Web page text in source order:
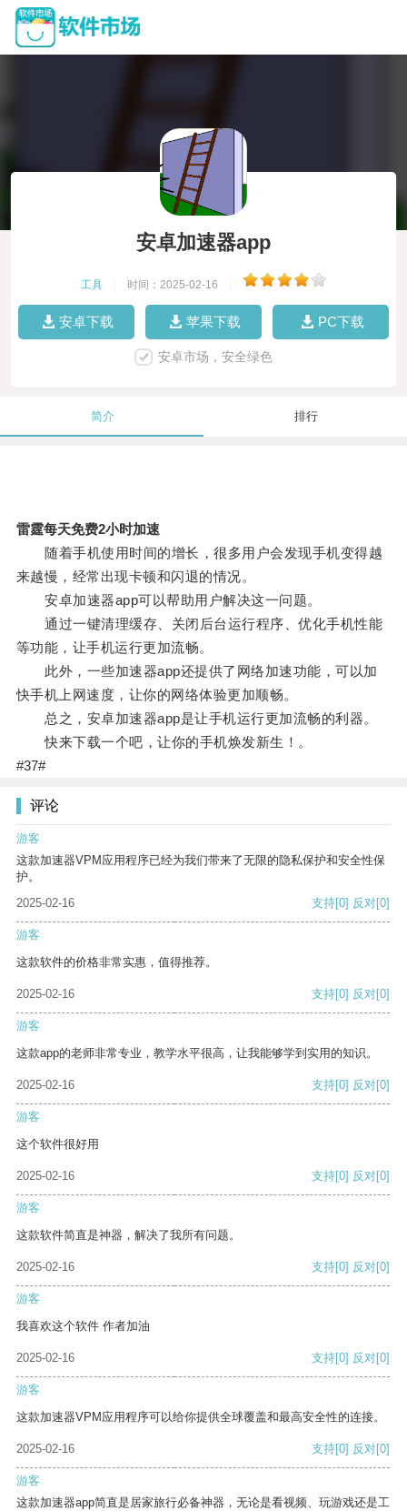
安卓加速器app
工具 时间：2025-02-16
安卓下载 苹果下载 PC下载
安卓市场，安全绿色
简介 排行
雷霆每天免费2小时加速
随着手机使用时间的增长，很多用户会发现手机变得越
来越慢，经常出现卡顿和闪退的情况。
安卓加速器app可以帮助用户解决这一问题。
通过一键清理缓存、关闭后台运行程序、优化手机性能
等功能，让手机运行更加流畅。
此外，一些加速器app还提供了网络加速功能，可以加
快手机上网速度，让你的网络体验更加顺畅。
总之，安卓加速器app是让手机运行更加流畅的利器。
快来下载一个吧，让你的手机焕发新生！。
#37#
评论
游客
这款加速器VPM应用程序已经为我们带来了无限的隐私保护和安全性保
护。
2025-02-16
支持[0] 反对[0]
游客
这款软件的价格非常实惠，值得推荐。
2025-02-16 支持[0] 反对[0]
游客
这款app的老师非常专业，教学水平很高，让我能够学到实用的知识。
2025-02-16 支持[0] 反对[0]
游客
这个软件很好用
2025-02-16 支持[0] 反对[0]
游客
这款软件简直是神器，解决了我所有问题。
2025-02-16 支持[0] 反对[0]
游客
我喜欢这个软件 作者加油
2025-02-16 支持[0] 反对[0]
游客
这款加速器VPM应用程序可以给你提供全球覆盖和最高安全性的连接。
2025-02-16 支持[0] 反对[0]
游客
这款加速器app简直是居家旅行必备神器，无论是看视频、玩游戏还是工